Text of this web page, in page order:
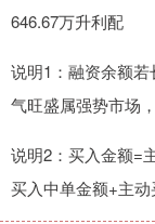
646.67万升利配
说明1：融资余额
气旺盛属强势市场
说明2：买入金额=
买入中单金额+主动